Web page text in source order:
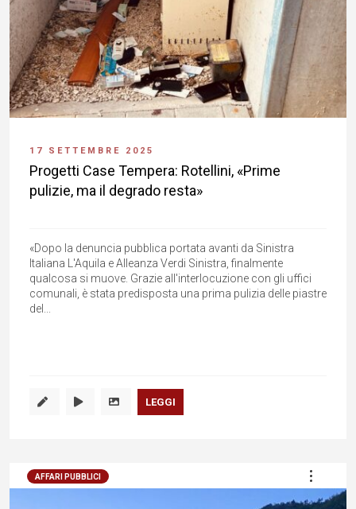
17 SETTEMBRE 2025
Progetti Case Tempera: Rotellini, «Prime
pulizie, ma il degrado resta»
«Dopo la denuncia pubblica portata avanti da Sinistra
Italiana L'Aquila e Alleanza Verdi Sinistra, finalmente
qualcosa si muove. Grazie all'interlocuzione con gli uffici
comunali, è stata predisposta una prima pulizia delle piastre
del...
LEGGI
AFFARI PUBBLICI